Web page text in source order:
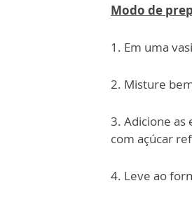
Modo de
1. Em uma
2. Misture
3. Adicione as
com açúcar
4. Leve ao